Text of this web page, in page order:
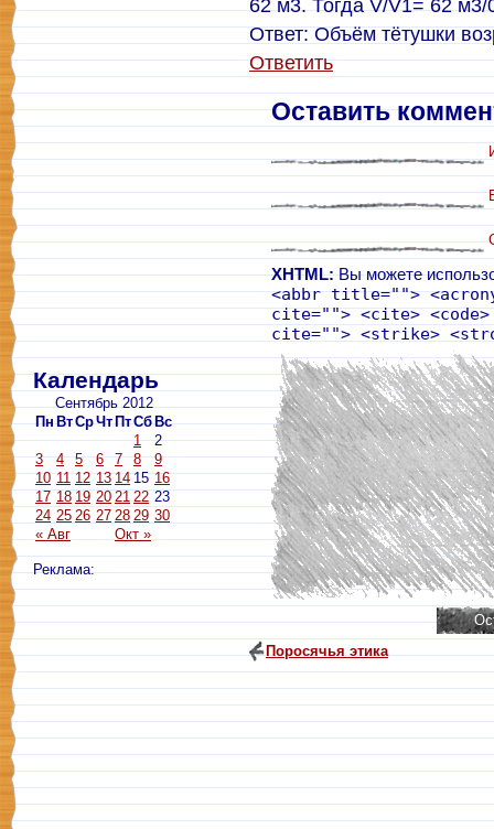
Календарь
Сентябрь 2012
ПнВтСрЧтПтСбВс
« Авг Окт »
1
2
3
4 5 6 7 8
9
10 11 12 13 14 15 16
17 18 19 20 21 22 23
24 25 26 27 28 29 30
Реклама:
62 м3. Тогда V/V1= 62
Ответ: Объём тётушки
Ответить
Оставить
XHTML:Вы можете
<abbr title="">
cite=""> <cite> <code>
cite=""> <strike>
Поросячья этика